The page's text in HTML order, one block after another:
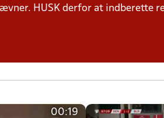
HUSK derfor at indberette
00:19